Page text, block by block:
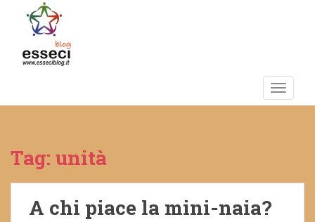
m
Tag: unità
A chi piace la mini-naia?